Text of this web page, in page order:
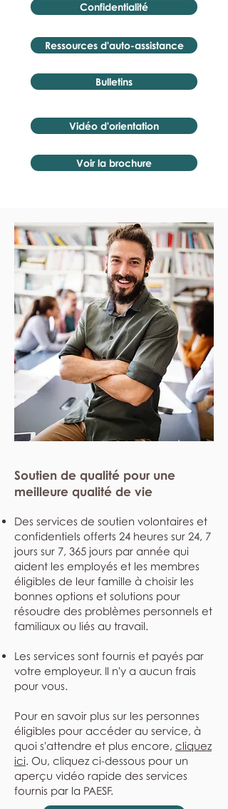
Confidentialité
Ressources d'auto-assistance
Bulletins
Vidéo d'orientation
Voir la brochure
Soutien de qualité pour une
meilleure qualité de vie
Des services de soutien volontaires et
confidentiels offerts 24 heures sur 24, 7
jours sur 7, 365 jours par année qui
aident les employés et les membres
éligibles de leur famille à choisir les
bonnes options et solutions pour
résoudre des problèmes personnels et
familiaux ou liés au travail.
Les services sont fournis et payés par
votre employeur. Il n'y a aucun frais
pour vous.
Pour en savoir plus sur les personnes
éligibles pour accéder au service, à
quoi s'attendre et plus encore, cliquez
ici. Ou, cliquez ci-dessous pour un
aperçu vidéo rapide des services
fournis par la PAESF.